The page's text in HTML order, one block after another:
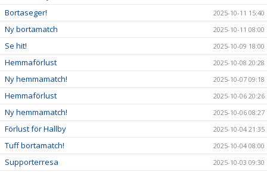
Bortaseger! 2025-10-11 15:40
Ny bortamatch 2025-10-11 08:00
Se hit! 2025-10-09 18:00
Hemmaförlust 2025-10-08 20:28
Ny hemmamatch! 2025-10-07 09:18
Hemmaförlust 2025-10-06 20:26
Ny hemmamatch! 2025-10-06 08:27
Förlust för Hallby 2025-10-04 21:35
Tuff bortamatch! 2025-10-04 08:00
Supporterresa 2025-10-03 09:30